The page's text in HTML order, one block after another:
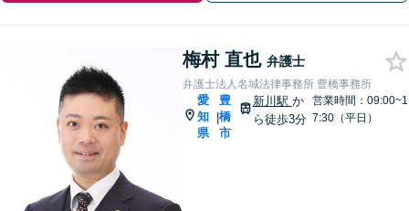
梅村 直也 弁護士
弁護士法人名城法律事務所 豊橋事務所
愛
知
県
|
豊
橋
市
新川駅 か
ら徒歩3分
営業時間：09:00~1
7:30（平日）